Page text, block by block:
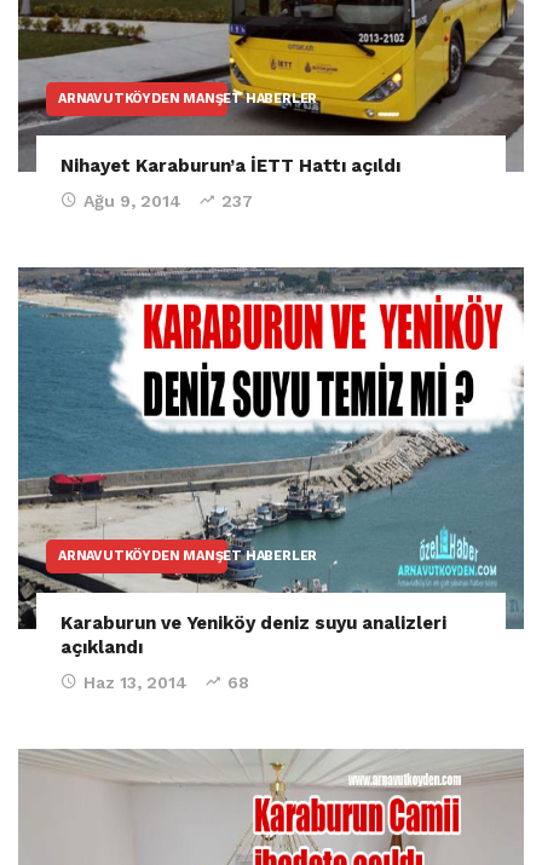
ARNAVUTKÖYDEN MANŞET HABERLER
Nihayet Karaburun’a İETT Hattı açıldı
Ağu 9, 2014 237
ARNAVUTKÖYDEN MANŞET HABERLER
Karaburun ve Yeniköy deniz suyu analizleri
açıklandı
Haz 13, 2014 68